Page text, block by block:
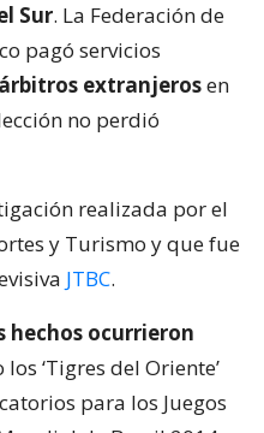
Sur. La Federación de
pagó servicios
extranjerosen
no perdió
realizada por el
y Turismo y que fue
JTBC.
hechos ocurrieron
los ‘Tigres del Oriente’
para los Juegos